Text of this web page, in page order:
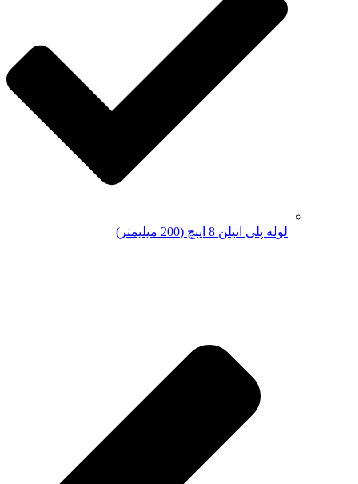
لوله پلی اتیلن 8 اینچ (200 میلیمتر)